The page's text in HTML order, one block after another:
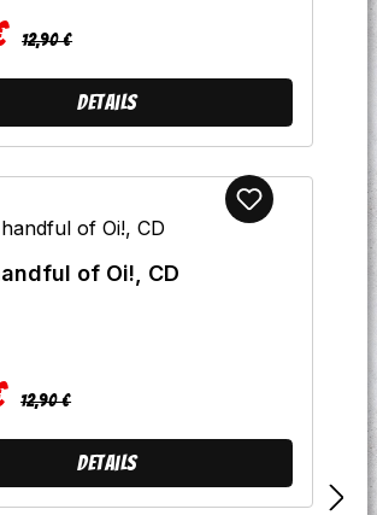
Regulärer Preis:
12,90 €
Details
of Oi!, CD
Regulärer Preis:
12,90 €
Details